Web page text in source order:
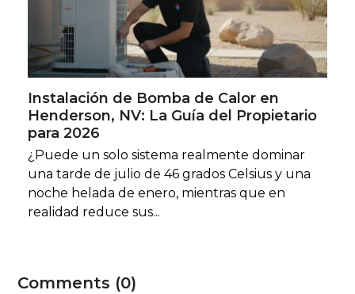
Instalación de Bomba de Calor en
Henderson, NV: La Guía del Propietario
para 2026
¿Puede un solo sistema realmente dominar
una tarde de julio de 46 grados Celsius y una
noche helada de enero, mientras que en
realidad reduce sus...
Comments (0)